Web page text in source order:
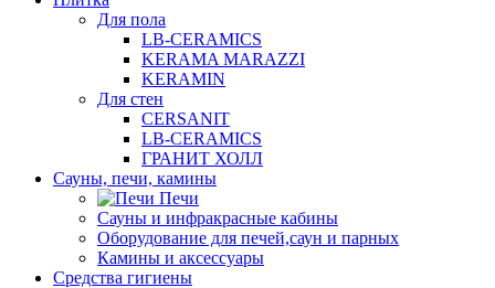
Для пола
LB-CERAMICS
KERAMA MARAZZI
KERAMIN
Для стен
CERSANIT
LB-CERAMICS
ГРАНИТ ХОЛЛ
Сауны, печи, камины
Печи
Сауны и инфракрасные кабины
Оборудование для печей,саун и парных
Камины и аксессуары
Средства гигиены